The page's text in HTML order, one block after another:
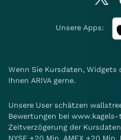
Unsere Apps:
Wenn Sie Kursdaten,
Ihnen ARIVA gerne.
Unsere User schätzen
Bewertungen bei
Zeitverzögerung der